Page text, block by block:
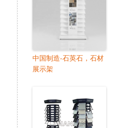
中国制造-石英石，石材
展示架